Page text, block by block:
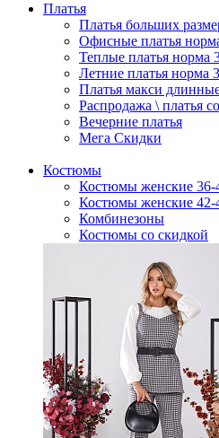
Платья
Платья больших
Офисные платья
Теплые платья норма
Летние платья норма
Платья макси
Распродажа \ платья
Вечерние платья
Мега Скидки
Костюмы
Костюмы женские 36-
Костюмы женские 42-
Комбинезоны
Костюмы со скидкой